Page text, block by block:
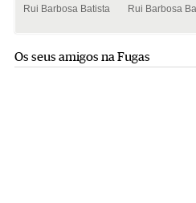
Rui Barbosa Batista Rui Barbosa
Os seus amigos na Fugas